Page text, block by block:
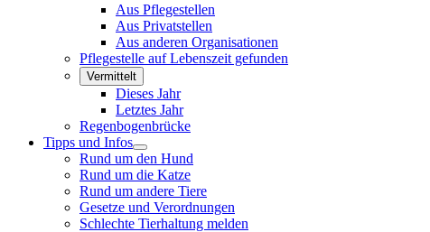
Aus Pflegestellen
Aus Privatstellen
Aus anderen Organisationen
Pflegestelle auf Lebenszeit gefunden
Vermittelt
Dieses Jahr
Letztes Jahr
Regenbogenbrücke
Tipps und Infos
Rund um den Hund
Rund um die Katze
Rund um andere Tiere
Gesetze und Verordnungen
Schlechte Tierhaltung melden